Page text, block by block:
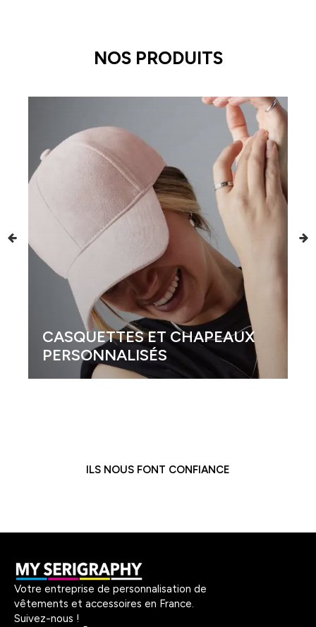
NOS PRODUITS
CASQUETTES ET CHAPEAUX
PERSONNALISÉS
ILS NOUS FONT CONFIANCE
Votre entreprise de personnalisation de
vêtements et accessoires en France.
Suivez-nous !